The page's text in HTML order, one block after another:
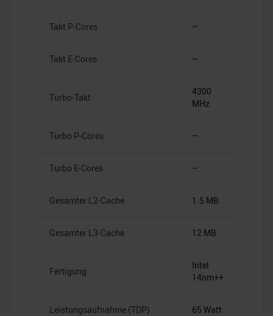
Takt P-Cores –
Takt E-Cores –
Turbo-Takt
4300
MHz
Turbo P-Cores –
Turbo E-Cores –
Gesamter L2-Cache 1.5 MB
Gesamter L3-Cache 12 MB
Fertigung
Intel
14nm++
Leistungsaufnahme (TDP) 65 Watt